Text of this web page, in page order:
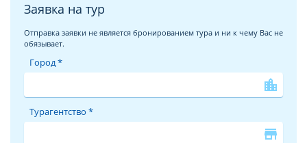
Заявка на тур
Отправка заявки не является бронированием тура и ни к чему Вас не
обязывает.
Город *
location_city
Турагентство *
store